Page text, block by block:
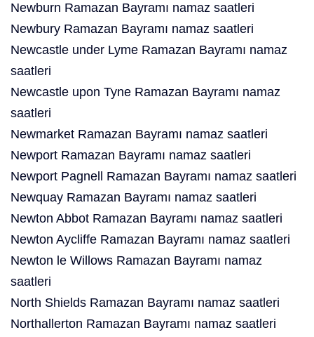
Newburn Ramazan Bayramı namaz saatleri
Newbury Ramazan Bayramı namaz saatleri
Newcastle under Lyme Ramazan Bayramı namaz
saatleri
Newcastle upon Tyne Ramazan Bayramı namaz
saatleri
Newmarket Ramazan Bayramı namaz saatleri
Newport Ramazan Bayramı namaz saatleri
Newport Pagnell Ramazan Bayramı namaz saatleri
Newquay Ramazan Bayramı namaz saatleri
Newton Abbot Ramazan Bayramı namaz saatleri
Newton Aycliffe Ramazan Bayramı namaz saatleri
Newton le Willows Ramazan Bayramı namaz
saatleri
North Shields Ramazan Bayramı namaz saatleri
Northallerton Ramazan Bayramı namaz saatleri